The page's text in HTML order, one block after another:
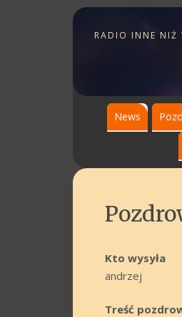
RADIO INNE NIŻ
News
Kto wysyła
andrzej
Treść